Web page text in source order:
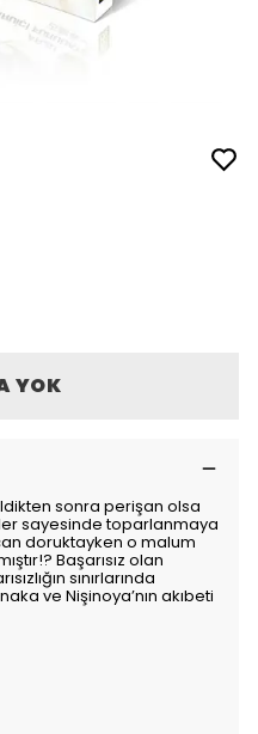
YOK
sonra perişan olsa
sayesinde toparlanmaya
doruktayken o malum
Başarısız olan
sınırlarında
ve Nişinoya’nın akıbeti